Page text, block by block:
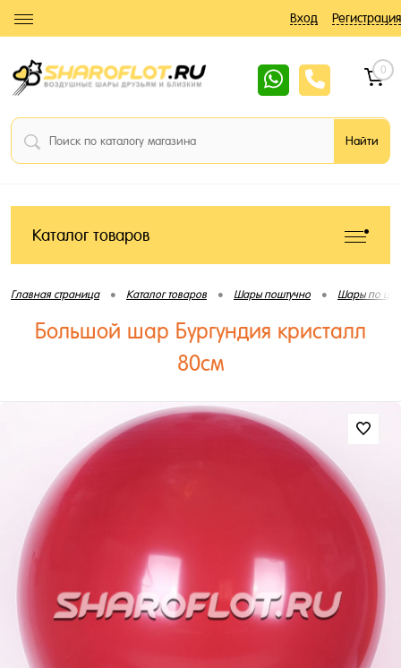
Вход Регистрация
0
Каталог товаров
Главная страница • Каталог товаров • Шары поштучно • Шары по
Большой шар Бургундия кристалл
80см